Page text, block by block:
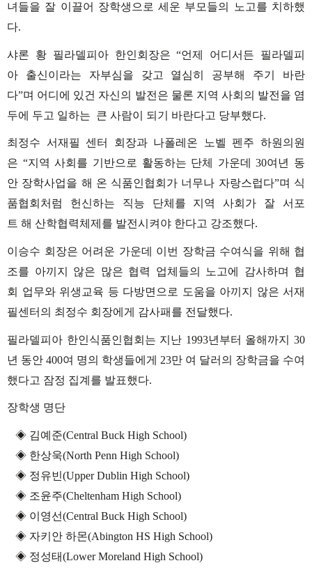
녀들을 잘 이끌어 장학생으로 세운 부모들의 노고를 치하했
다.
샤론 황 필라델피아 한인회장은 “언제 어디서든
필라델피
아
출신이라는 자부심을 갖고 열심히 공부해 주기
바란
다”며 어디에 있건 자신의 발전은 물론 지역 사회의 발전을 염
두에 두고 일하는 큰 사람이 되기 바란다고 당부했다.
최정수 서재필 센터 회장과 나폴레온 노벨 펜주 하원의원
은 “지역 사회를 기반으로 활동하는 단체 가운데 30여년 동
안 장학사업을 해 온 식품인협회가 너무나 자랑스럽다”며 식
품협회처럼
헌신하는 직능 단체를 지역 사회가 잘
서포
트 해 산학협력체제를 발전시켜야 한다고 강조했다.
이승수 회장은 어려운 가운데 이번 장학금 수여식을 위해 협
조를 아끼지 않은 많은 협력 업체들의 노고에 감사하며
협
회
업무와 위생교육 등 다방면으로 도움을 아끼지 않은 서재
필센터의 최정수 회장에게 감사패를 전달했다.
필라델피아 한인식품인협회는 지난 1993년부터 올해까지
30
년 동안 400여 명의 학생들에게 23만 여 달러의 장학금을 수여
했다고 잠정 집계를 발표했다.
장학생 명단
◈ 김예준(Central Buck High School)
◈ 한상욱(North Penn High School)
◈ 정유빈(Upper Dublin High School)
◈ 조윤주(Cheltenham High School)
◈ 이영선(Central Buck High School)
◈ 자키안 하몬(Abington HS High School)
◈ 정성태(Lower Moreland High School)